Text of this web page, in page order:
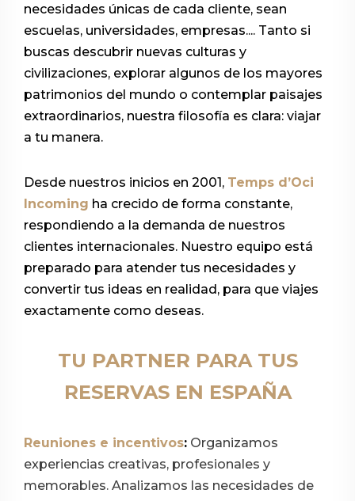
necesidades únicas de cada cliente, sean
escuelas, universidades, empresas.... Tanto si
buscas descubrir nuevas culturas y
civilizaciones, explorar algunos de los mayores
patrimonios del mundo o contemplar paisajes
extraordinarios, nuestra filosofía es clara: viajar
a tu manera.
Desde nuestros inicios en 2001, Temps d’Oci
Incoming ha crecido de forma constante,
respondiendo a la demanda de nuestros
clientes internacionales. Nuestro equipo está
preparado para atender tus necesidades y
convertir tus ideas en realidad, para que viajes
exactamente como deseas.
TU PARTNER PARA TUS
RESERVAS EN ESPAÑA
Reuniones e incentivos: Organizamos
experiencias creativas, profesionales y
memorables. Analizamos las necesidades de